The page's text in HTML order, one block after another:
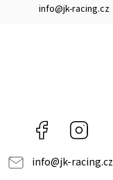
info@jk-racing.cz
Facebook
info@jk-racing.cz